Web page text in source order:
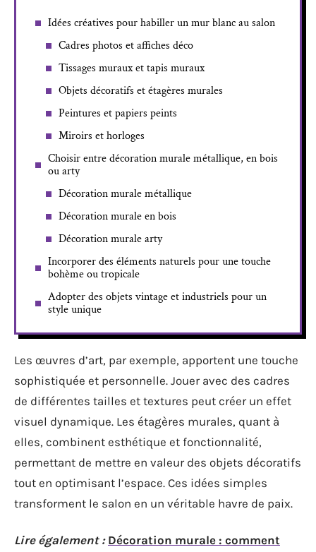
Idées créatives pour habiller un mur blanc au salon
Cadres photos et affiches déco
Tissages muraux et tapis muraux
Objets décoratifs et étagères murales
Peintures et papiers peints
Miroirs et horloges
Choisir entre décoration murale métallique, en bois
ou arty
Décoration murale métallique
Décoration murale en bois
Décoration murale arty
Incorporer des éléments naturels pour une touche
bohème ou tropicale
Adopter des objets vintage et industriels pour un
style unique
Les œuvres d’art, par exemple, apportent une touche
sophistiquée et personnelle. Jouer avec des cadres
de différentes tailles et textures peut créer un effet
visuel dynamique. Les étagères murales, quant à
elles, combinent esthétique et fonctionnalité,
permettant de mettre en valeur des objets décoratifs
tout en optimisant l’espace. Ces idées simples
transforment le salon en un véritable havre de paix.
Lire également : Décoration murale : comment